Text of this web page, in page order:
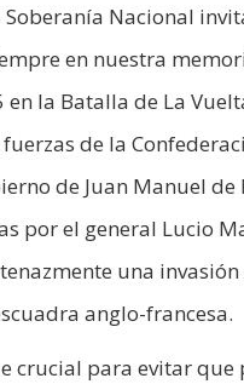
Soberanía Nacional
en nuestra
en la Batalla de La
de la
de Juan Manuel de
por el general Lucio
una invasión
anglo-francesa.
crucial para evitar que